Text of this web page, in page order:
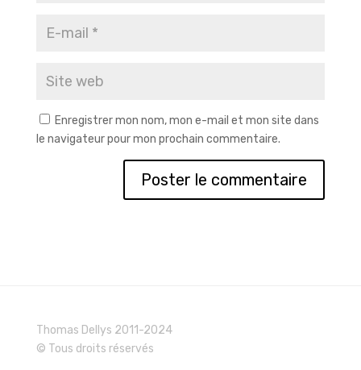
Enregistrer mon nom, mon e-mail et mon site dans
le navigateur pour mon prochain commentaire.
Thomas Dellys 2011-2024
© Tous droits réservés